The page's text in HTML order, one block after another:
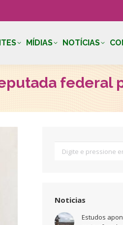
MÍDIAS NOTÍCIAS
federal
Noticias
Estudos